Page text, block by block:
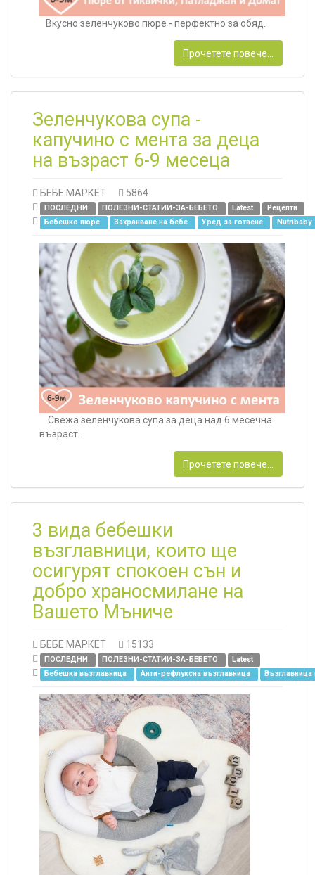
Вкусно зеленчуково пюре - перфектно за обяд.
Прочетете повече...
Зеленчукова супа -
капучино с мента за деца
на възраст 6-9 месеца
БЕБЕ МАРКЕТ 5864
ПОСЛЕДНИ ПОЛЕЗНИ-СТАТИИ-ЗА-БЕБЕТО Latest
Рецепти
Бебешко пюре
Захранване на бебе Уред за готвене Nutribaby
Свежа зеленчукова супа за деца над 6 месечна
възраст.
Прочетете повече...
3 вида бебешки
възглавници, които ще
осигурят спокоен сън и
добро храносмилане на
Вашето Мъниче
БЕБЕ МАРКЕТ 15133
ПОСЛЕДНИ ПОЛЕЗНИ-СТАТИИ-ЗА-БЕБЕТО
Latest
Бебешка възглавница
Анти-рефлуксна възглавница